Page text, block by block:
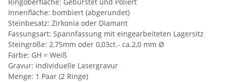
Innenfläche: bombiert (abgerundet)
Steinbesatz: Zirkonia oder Diamant
Fassungsart: Spannfassung mit eingearbeiteten Lagersitz
Steingröße: 2,75mm oder 0,03ct.- ca.2,0 mm Ø
Farbe: GH = Weiß
Gravur: individuelle Lasergravur
Menge: 1 Paar (2 Ringe)